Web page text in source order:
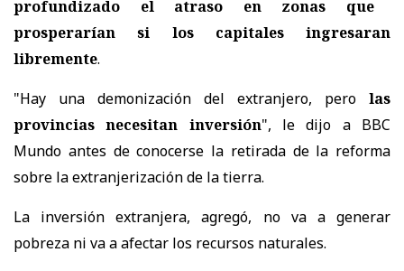
profundizado el atraso en zonas que
prosperarían si los capitales ingresaran
libremente.
"Hay una demonización del extranjero, pero las
provincias necesitan inversión", le dijo a BBC
Mundo antes de conocerse la retirada de la reforma
sobre la extranjerización de la tierra.
La inversión extranjera, agregó, no va a generar
pobreza ni va a afectar los recursos naturales.